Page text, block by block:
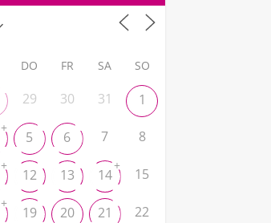
DO FR SA SO
29 30 31 1
+
5 6 7 8
+
12 13 14
+
15
+
19 20 21 22